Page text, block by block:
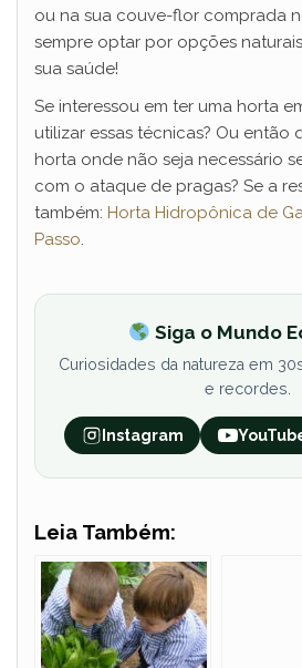
ou na sua couve-flor comprada
sempre optar por opções
sua saúde!
Se interessou em ter uma horta
utilizar essas técnicas? Ou então
horta onde não seja necessário
com o ataque de pragas? Se a
também: Horta Hidropônica de
Passo.
Siga o Mundo
Curiosidades da natureza em
e recordes.
Instagram
Leia Também: